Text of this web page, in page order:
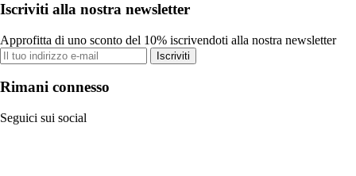
Iscriviti alla nostra newsletter
Approfitta di uno sconto del 10% iscrivendoti alla nostra newsletter
Iscriviti
Rimani connesso
Seguici sui social